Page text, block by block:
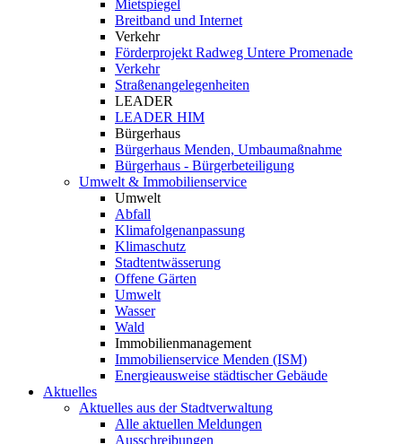
Mietspiegel
Breitband und Internet
Verkehr
Förderprojekt Radweg Untere Promenade
Verkehr
Straßenangelegenheiten
LEADER
LEADER HIM
Bürgerhaus
Bürgerhaus Menden, Umbaumaßnahme
Bürgerhaus - Bürgerbeteiligung
Umwelt & Immobilienservice
Umwelt
Abfall
Klimafolgenanpassung
Klimaschutz
Stadtentwässerung
Offene Gärten
Umwelt
Wasser
Wald
Immobilienmanagement
Immobilienservice Menden (ISM)
Energieausweise städtischer Gebäude
Aktuelles
Aktuelles aus der Stadtverwaltung
Alle aktuellen Meldungen
Ausschreibungen